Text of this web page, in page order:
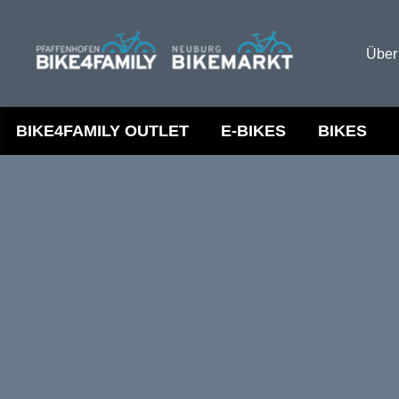
BIKE4FAMILY OUTLET E-BIKES BIKES